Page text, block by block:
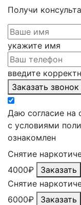
Получи
укажите имя
введите
Заказать звонок
Даю согласие на
с условиями
ознакомлен
Снятие
4000₽
Заказать
Снятие
6000₽
Заказать